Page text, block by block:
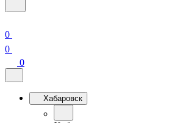
0
0
0
Хабаровск